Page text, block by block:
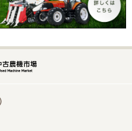
届いてませんか？ 届いてな
。 大橋粉砕機です。